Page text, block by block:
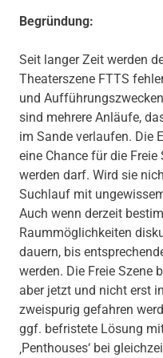
Begründung:
Seit langer Zeit werden
Theaterszene FTTS
und
sind mehrere Anläufe,
im Sande verlaufen. Die
eine Chance für die Freie
werden darf. Wird sie
Suchlauf mit
Auch wenn derzeit
Raummöglichkeiten
dauern, bis
werden. Die Freie Szene
aber jetzt und nicht erst
zweispurig gefahren
ggf. befristete Lösung
‚Penthouses‘ bei